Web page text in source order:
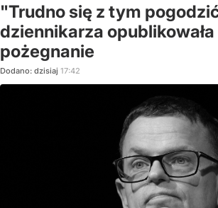
"Trudno się z tym
dziennikarza opublikowała
pożegnanie
Dodano: dzisiaj 17:42